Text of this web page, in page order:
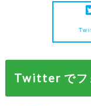
Twitter でフ